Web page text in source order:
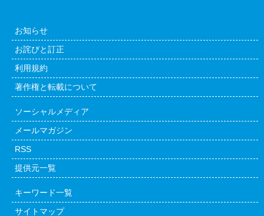
お知らせ
お詫びと訂正
利用規約
著作権と転載について
ソーシャルメディア
メールマガジン
RSS
提供元一覧
キーワード一覧
サイトマップ